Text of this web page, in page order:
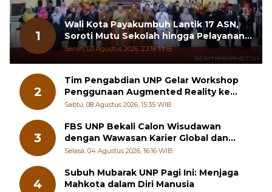
1
Wali Kota Payakumbuh Lantik 17 ASN,
Soroti Mutu Sekolah hingga Pelayanan
RSUD
Senin, 03 Agustus 2026, 23:18 WIB
2
Tim Pengabdian UNP Gelar Workshop
Penggunaan Augmented Reality ke
Guru Kimia SMA di Padang Pariaman
Sabtu, 08 Agustus 2026, 15:35 WIB
3
dengan Wawasan Karier Global dan
Kewirausahaan Kreatif
Selasa, 04 Agustus 2026, 16:16 WIB
4
Mahkota dalam Diri Manusia
Jumat, 07 Agustus 2026, 07:43 WIB